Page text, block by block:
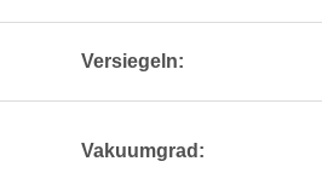
Versiegeln:
Vakuumgrad: